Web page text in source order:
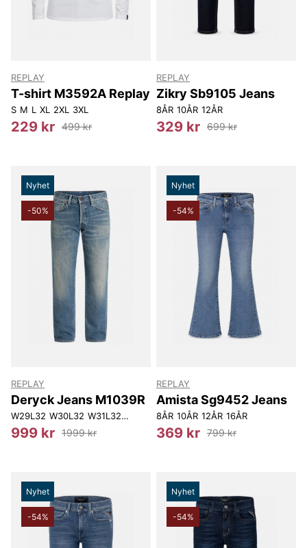
REPLAY
T-shirt M3592A Replay
S M L XL 2XL 3XL
229 kr 499 kr
REPLAY
Zikry Sb9105 Jeans
8ÅR 10ÅR 12ÅR
329 kr 699 kr
Nyhet
-50%
REPLAY
Deryck Jeans M1039R
W29L32 W30L32 W31L32 W32L32 W33L32 W33L34 W36L32
999 kr 1999 kr
Nyhet
-54%
REPLAY
Amista Sg9452 Jeans
8ÅR 10ÅR 12ÅR 16ÅR
369 kr 799 kr
Nyhet
-54%
Nyhet
-54%